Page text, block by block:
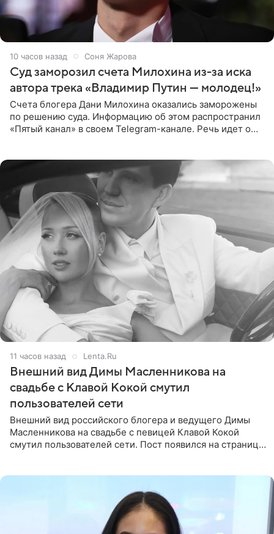
10 часов назад Соня Жарова
Суд заморозил счета Милохина из-за иска
автора трека «Владимир Путин — молодец!»
Счета блогера Дани Милохина оказались заморожены
по решению суда. Информацию об этом распространил
«Пятый канал» в своем Telegram-канале. Речь идет о
11 часов назад Lenta.Ru
Внешний вид Димы Масленникова на
свадьбе с Клавой Кокой смутил
пользователей сети
Внешний вид российского блогера и ведущего Димы
Масленникова на свадьбе с певицей Клавой Кокой
смутил пользователей сети. Пост появился на странице